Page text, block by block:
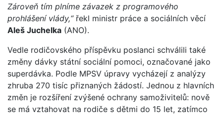
Zároveň tím plníme závazek z programového
prohlášení vlády,“ řekl ministr práce a sociálních věcí
Aleš Juchelka (ANO).
Vedle rodičovského příspěvku poslanci schválili také
změny dávky státní sociální pomoci, označované jako
superdávka. Podle MPSV úpravy vycházejí z analýzy
zhruba 270 tisíc přiznaných žádostí. Jednou z hlavních
změn je rozšíření zvýšené ochrany samoživitelů: nově
se má vztahovat na rodiče s dětmi do 15 let, zatímco